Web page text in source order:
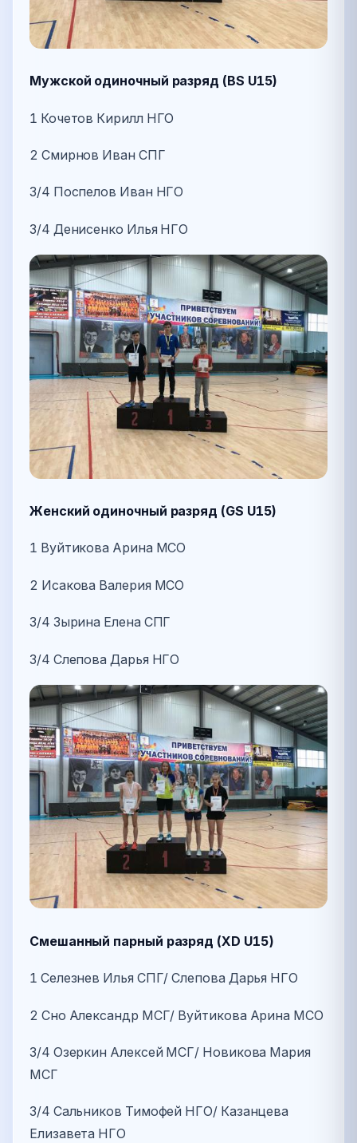
Мужской одиночный разряд (BS U15)
1 Кочетов Кирилл НГО
2 Смирнов Иван СПГ
3/4 Поспелов Иван НГО
3/4 Денисенко Илья НГО
Женский одиночный разряд (GS U15)
1 Вуйтикова Арина МСО
2 Исакова Валерия МСО
3/4 Зырина Елена СПГ
3/4 Слепова Дарья НГО
Смешанный парный разряд (XD U15)
1 Селезнев Илья СПГ/ Слепова Дарья НГО
2 Сно Александр МСГ/ Вуйтикова Арина МСО
3/4 Озеркин Алексей МСГ/ Новикова Мария
МСГ
3/4 Сальников Тимофей НГО/ Казанцева
Елизавета НГО